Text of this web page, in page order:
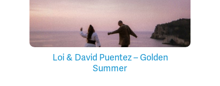
Loi & David Puentez – Golden
Summer